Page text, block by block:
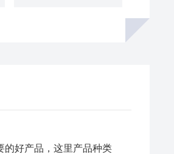
的好产品，这里产品种类